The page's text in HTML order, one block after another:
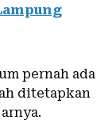
pernah ada
ditetapkan